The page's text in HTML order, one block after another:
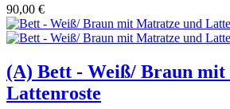
90,00 €
(A) Bett - Weiß/ Braun
Lattenroste